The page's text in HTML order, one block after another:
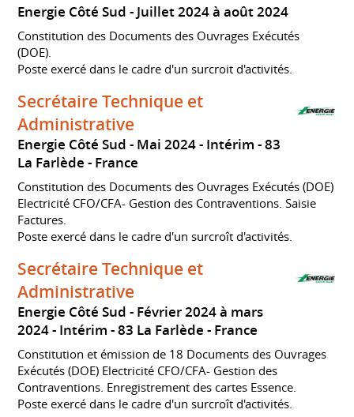
Energie Côté Sud Juillet 2024 à août 2024
Constitution des Documents des Ouvrages Exécutés
(DOE).
Poste exercé dans le cadre d'un surcroit d'activités.
Secrétaire Technique et
Administrative
Energie Côté Sud Mai 2024 Intérim
83
La Farlède
France
Constitution des Documents des Ouvrages Exécutés (DOE)
Electricité CFO/CFA- Gestion des Contraventions. Saisie
Factures.
Poste exercé dans le cadre d'un surcroît d'activités.
Secrétaire Technique et
Administrative
Energie Côté Sud
Février 2024 à mars
2024 Intérim 83 La Farlède France
Constitution et émission de 18 Documents des Ouvrages
Exécutés (DOE) Electricité CFO/CFA- Gestion des
Contraventions. Enregistrement des cartes Essence.
Poste exercé dans le cadre d'un surcroît d'activités.